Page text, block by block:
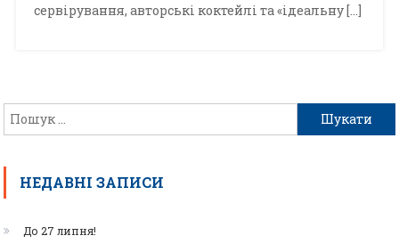
сервірування, авторські коктейлі та «ідеальну […]
НЕДАВНІ ЗАПИСИ
До 27 липня!